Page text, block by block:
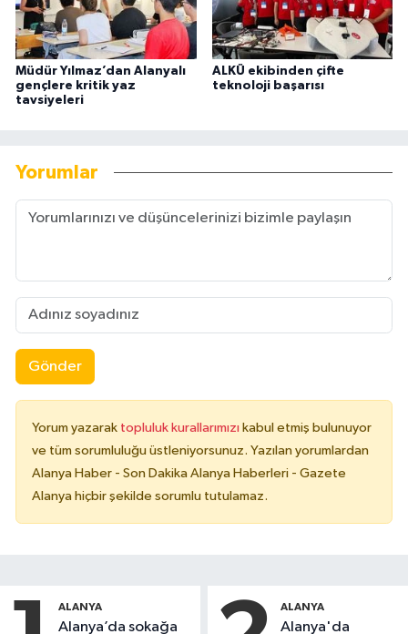
Müdür Yılmaz’dan Alanyalı
gençlere kritik yaz
tavsiyeleri
ALKÜ ekibinden çifte
teknoloji başarısı
Yorumlar
Gönder
Yorum yazarak topluluk kurallarımızı kabul etmiş bulunuyor
ve tüm sorumluluğu üstleniyorsunuz. Yazılan yorumlardan
Alanya Haber - Son Dakika Alanya Haberleri - Gazete
Alanya hiçbir şekilde sorumlu tutulamaz.
ALANYA
Alanya’da sokağa
ALANYA
Alanya'da